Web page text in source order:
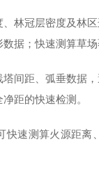
林冠层密度及林
据；快速测算草
间距、弧垂数据
距的快速检测。
快速测算火源距